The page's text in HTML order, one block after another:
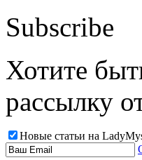
Subscribe
Хотите
рассылку
Новые статьи на